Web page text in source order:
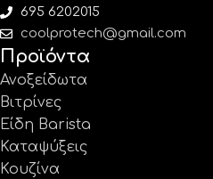
695 6202015
coolprotech@gmail.com
Προϊόντα
Ανοξείδωτα
Βιτρίνες
Είδη Barista
Καταψύξεις
Κουζίνα